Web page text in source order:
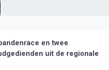
en twee
uit de regionale